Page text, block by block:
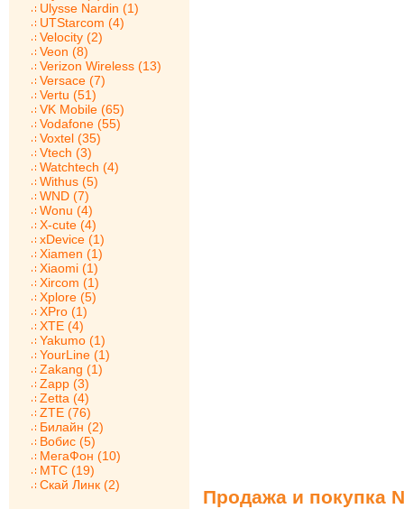
Ulysse Nardin (1)
UTStarcom (4)
Velocity (2)
Veon (8)
Verizon Wireless (13)
Versace (7)
Vertu (51)
VK Mobile (65)
Vodafone (55)
Voxtel (35)
Vtech (3)
Watchtech (4)
Withus (5)
WND (7)
Wonu (4)
X-cute (4)
xDevice (1)
Xiamen (1)
Xiaomi (1)
Xircom (1)
Xplore (5)
XPro (1)
XTE (4)
Yakumo (1)
YourLine (1)
Zakang (1)
Zapp (3)
Zetta (4)
ZTE (76)
Билайн (2)
Вобис (5)
МегаФон (10)
МТС (19)
Скай Линк (2)
Продажа и покупка